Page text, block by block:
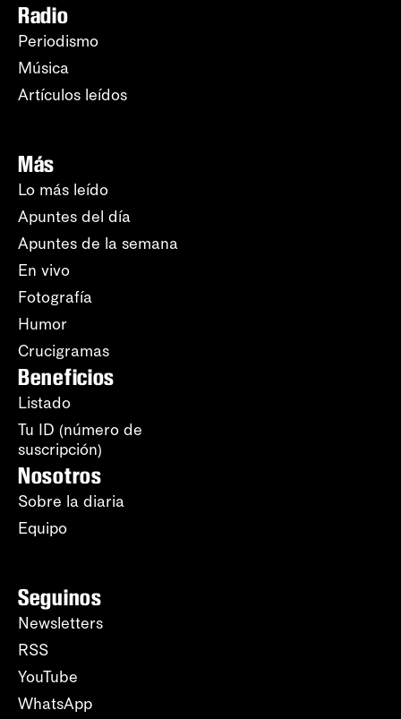
Radio
Periodismo
Música
Artículos leídos
Más
Lo más leído
Apuntes del día
Apuntes de la semana
En vivo
Fotografía
Humor
Crucigramas
Beneficios
Listado
Tu ID (número de
suscripción)
Nosotros
Sobre la diaria
Equipo
Seguinos
Newsletters
RSS
YouTube
WhatsApp